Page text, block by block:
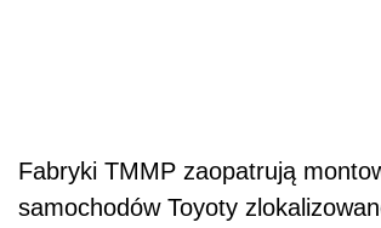
Fabryki TMMP zaopatrują
samochodów Toyoty